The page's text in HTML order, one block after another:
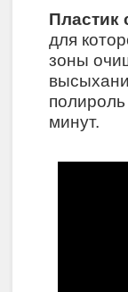
Пластик
для
зоны
минут.